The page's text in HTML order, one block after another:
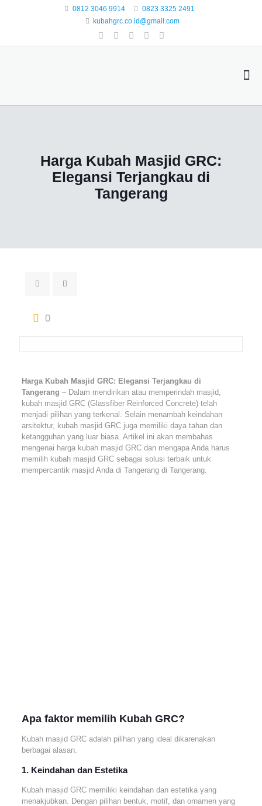
0812 3046 9914
0823 3325 2491
kubahgrc.co.id@gmail.com
Harga Kubah Masjid GRC:
Elegansi Terjangkau di
Tangerang
0
Harga Kubah Masjid GRC: Elegansi Terjangkau di
Tangerang – Dalam mendirikan atau memperindah masjid,
kubah masjid GRC (Glassfiber Reinforced Concrete) telah
menjadi pilihan yang terkenal. Selain menambah keindahan
arsitektur, kubah masjid GRC juga memiliki daya tahan dan
ketangguhan yang luar biasa. Artikel ini akan membahas
mengenai harga kubah masjid GRC dan mengapa Anda harus
memilih kubah masjid GRC sebagai solusi terbaik untuk
mempercantik masjid Anda di Tangerang di Tangerang.
Apa faktor memilih Kubah GRC?
Kubah masjid GRC adalah pilihan yang ideal dikarenakan
berbagai alasan.
1. Keindahan dan Estetika
Kubah masjid GRC memiliki keindahan dan estetika yang
menakjubkan. Dengan pilihan bentuk, motif, dan ornamen yang